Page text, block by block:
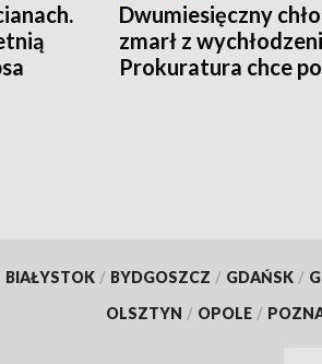
Dwumiesięczny
zmarł z
Prokuratura chce
BIAŁYSTOK / BYDGOSZCZ / GDAŃSK /
OLSZTYN / OPOLE /